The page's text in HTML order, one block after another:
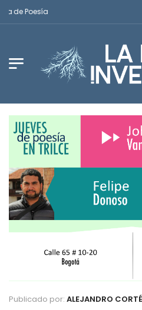
de Poesía
Publicado por: ALEJANDRO